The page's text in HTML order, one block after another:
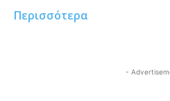
Περισσότερα
-